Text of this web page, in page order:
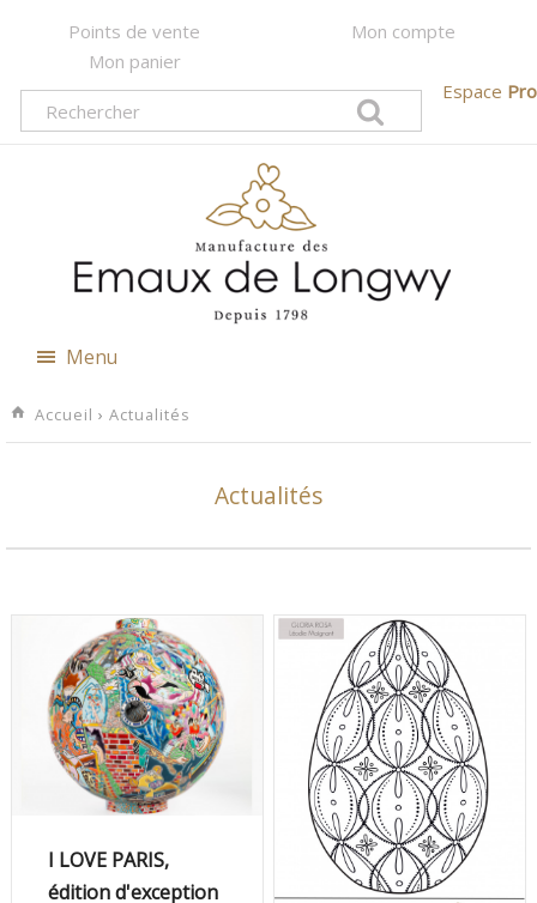
Points de vente
Mon compte
Mon panier
Espace Pro
Menu
Accueil ›Actualités
Actualités
I LOVE PARIS,
édition d'exception